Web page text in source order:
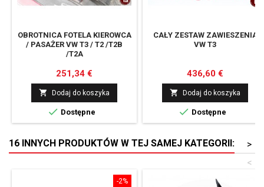
OBROTNICA FOTELA KIEROWCA
/ PASAŻER VW T3 / T2 /T2B
/T2A
Cena
251,34 €
 Dodaj do koszyka
 Dostępne
CAŁY ZESTAW ZAWIESZENIA
VW T3
Cena
436,60 €
 Dodaj do koszyka
 Dostępne
16 INNYCH PRODUKTÓW W TEJ SAMEJ KATEGORII:
>
<
-2%